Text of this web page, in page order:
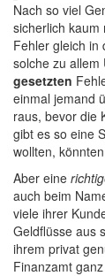
Nach so viel
sicherlich kaum
Fehler gleich in
solche zu allem
gesetzten
einmal jemand
raus, bevor die
gibt es so eine
wollten,
Aber eine
auch beim
viele ihrer
Geldflüsse aus
ihrem privat
Finanzamt